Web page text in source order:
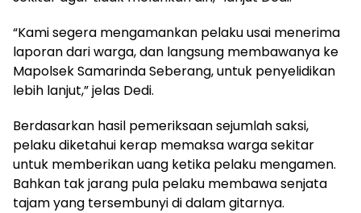
“Kami segera mengamankan pelaku usai menerima
laporan dari warga, dan langsung membawanya ke
Mapolsek Samarinda Seberang, untuk penyelidikan
lebih lanjut,” jelas Dedi.
Berdasarkan hasil pemeriksaan sejumlah saksi,
pelaku diketahui kerap memaksa warga sekitar
untuk memberikan uang ketika pelaku mengamen.
Bahkan tak jarang pula pelaku membawa senjata
tajam yang tersembunyi di dalam gitarnya.